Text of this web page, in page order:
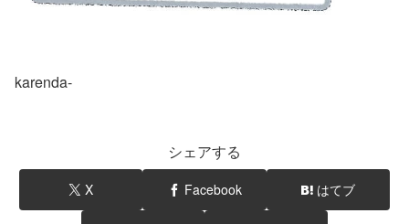
karenda-
シェアする
X Facebook はてブ